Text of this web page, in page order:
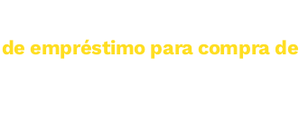
empréstimo para compra de